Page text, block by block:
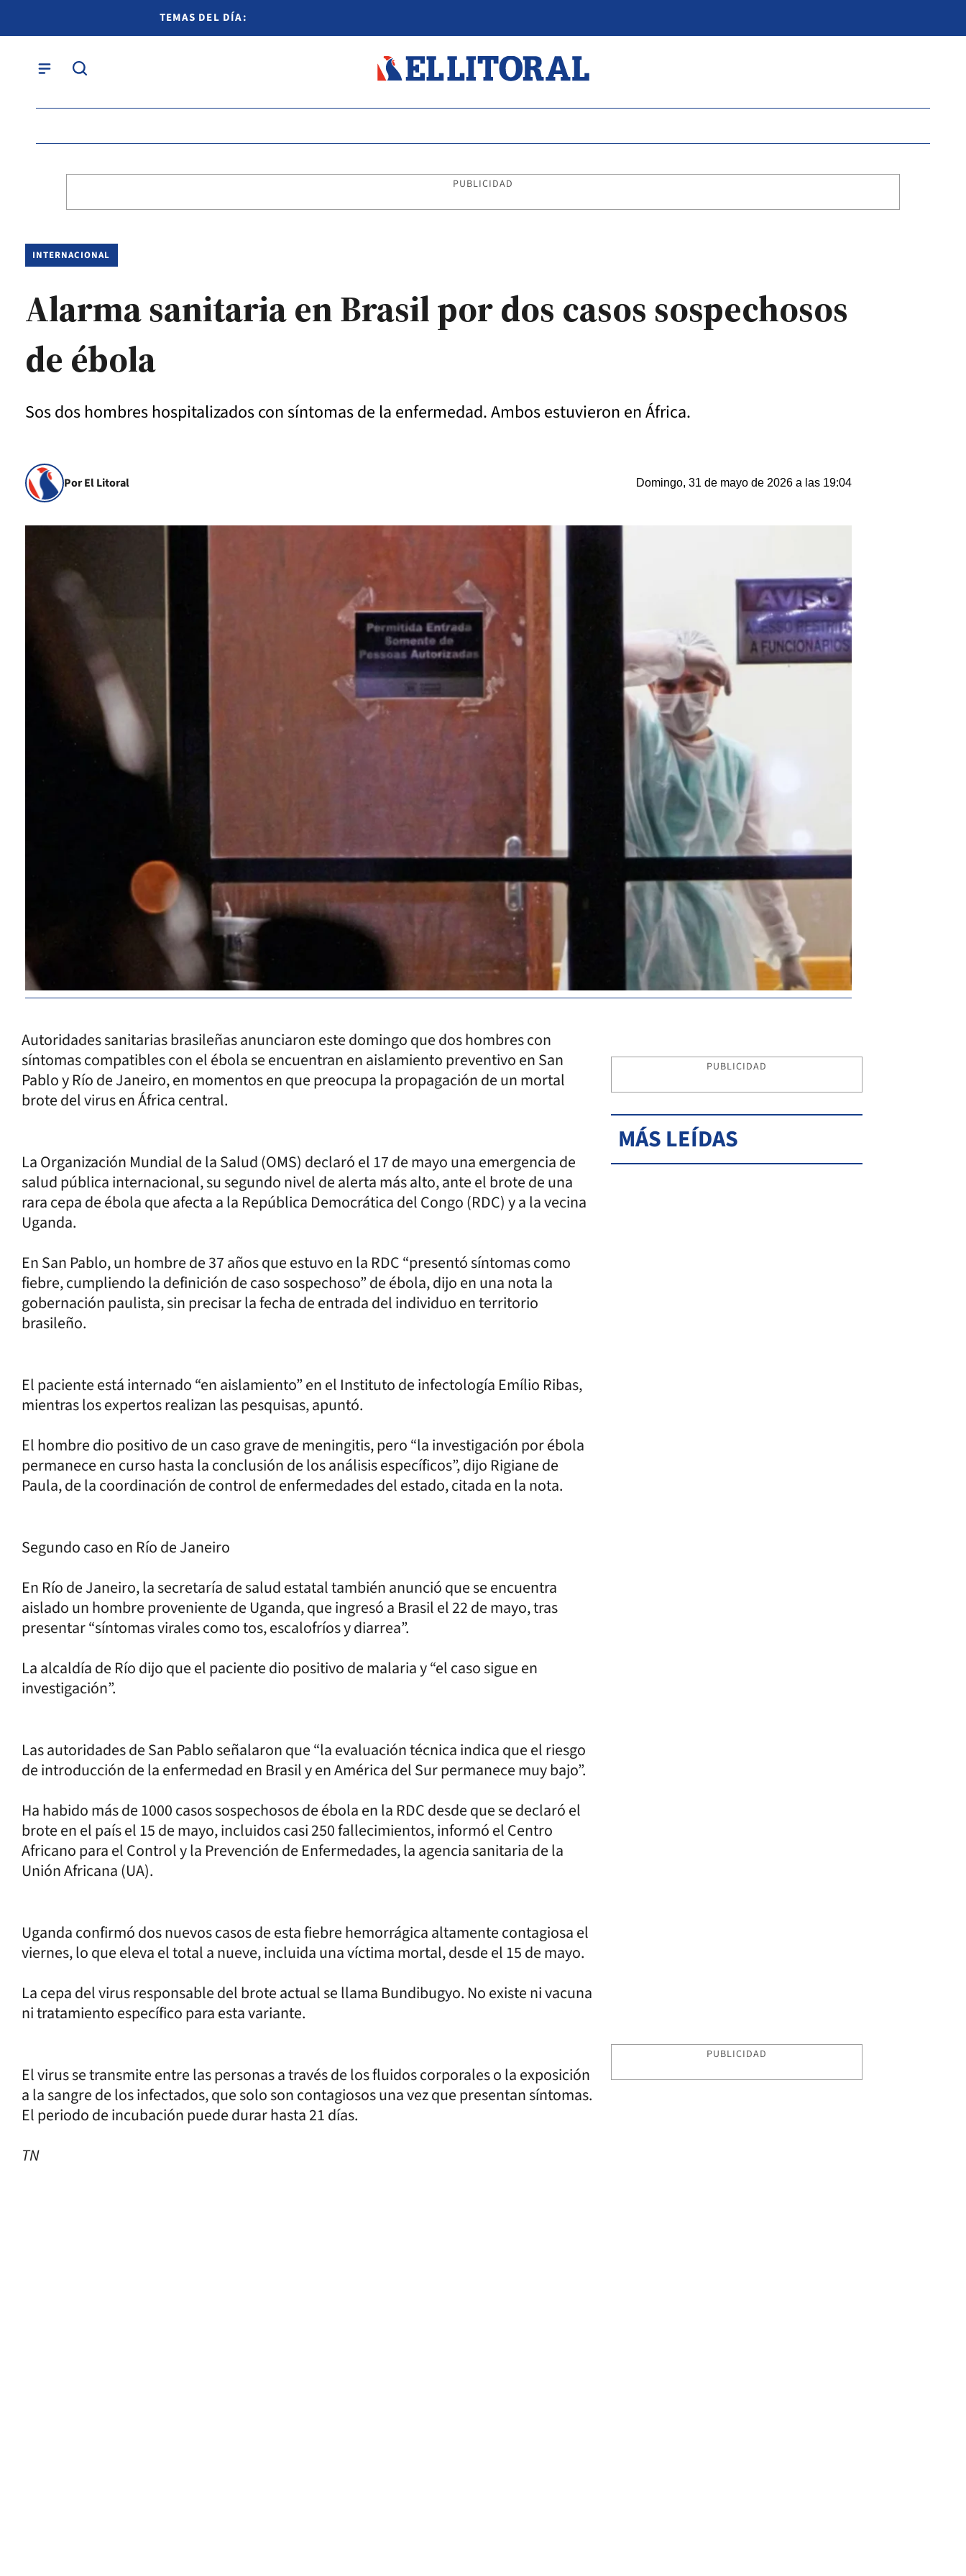
TEMAS DEL DÍA:
PUBLICIDAD
INTERNACIONAL
Alarma sanitaria en Brasil por dos casos sospechosos
de ébola
Sos dos hombres hospitalizados con síntomas de la enfermedad. Ambos estuvieron en África.
Por El Litoral Domingo, 31 de mayo de 2026 a las 19:04
Autoridades sanitarias brasileñas anunciaron este domingo que dos hombres con
síntomas compatibles con el ébola se encuentran en aislamiento preventivo en San
Pablo y Río de Janeiro, en momentos en que preocupa la propagación de un mortal
brote del virus en África central.
La Organización Mundial de la Salud (OMS) declaró el 17 de mayo una emergencia de
salud pública internacional, su segundo nivel de alerta más alto, ante el brote de una
rara cepa de ébola que afecta a la República Democrática del Congo (RDC) y a la vecina
Uganda.
En San Pablo, un hombre de 37 años que estuvo en la RDC “presentó síntomas como
fiebre, cumpliendo la definición de caso sospechoso” de ébola, dijo en una nota la
gobernación paulista, sin precisar la fecha de entrada del individuo en territorio
brasileño.
El paciente está internado “en aislamiento” en el Instituto de infectología Emílio Ribas,
mientras los expertos realizan las pesquisas, apuntó.
El hombre dio positivo de un caso grave de meningitis, pero “la investigación por ébola
permanece en curso hasta la conclusión de los análisis específicos”, dijo Rigiane de
Paula, de la coordinación de control de enfermedades del estado, citada en la nota.
Segundo caso en Río de Janeiro
En Río de Janeiro, la secretaría de salud estatal también anunció que se encuentra
aislado un hombre proveniente de Uganda, que ingresó a Brasil el 22 de mayo, tras
presentar “síntomas virales como tos, escalofríos y diarrea”.
La alcaldía de Río dijo que el paciente dio positivo de malaria y “el caso sigue en
investigación”.
Las autoridades de San Pablo señalaron que “la evaluación técnica indica que el riesgo
de introducción de la enfermedad en Brasil y en América del Sur permanece muy bajo”.
Ha habido más de 1000 casos sospechosos de ébola en la RDC desde que se declaró el
brote en el país el 15 de mayo, incluidos casi 250 fallecimientos, informó el Centro
Africano para el Control y la Prevención de Enfermedades, la agencia sanitaria de la
Unión Africana (UA).
Uganda confirmó dos nuevos casos de esta fiebre hemorrágica altamente contagiosa el
viernes, lo que eleva el total a nueve, incluida una víctima mortal, desde el 15 de mayo.
La cepa del virus responsable del brote actual se llama Bundibugyo. No existe ni vacuna
ni tratamiento específico para esta variante.
El virus se transmite entre las personas a través de los fluidos corporales o la exposición
a la sangre de los infectados, que solo son contagiosos una vez que presentan síntomas.
El periodo de incubación puede durar hasta 21 días.
TN
PUBLICIDAD
MÁS LEÍDAS
PUBLICIDAD